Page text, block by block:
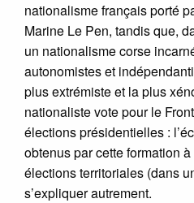
nationalisme français porté
Marine Le Pen, tandis que,
un nationalisme corse
autonomistes et
plus extrémiste et la plus
nationaliste vote pour le
élections présidentielles :
obtenus par cette formation
élections territoriales (dans
s’expliquer autrement.